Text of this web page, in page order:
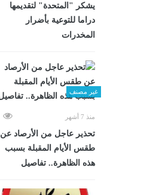
يشكر "المتحدة" لتقديمها
دراما للتوعية بأضرار
المخدرات
غير مصنف
منذ 7 أشهر
تحذير عاجل من الأرصاد عن
طقس الأيام المقبلة بسبب
هذه الظاهرة.. تفاصيل